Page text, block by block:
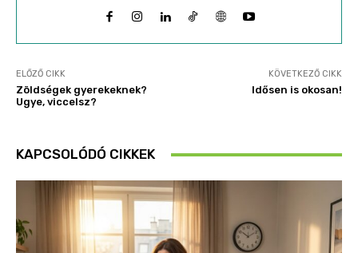
ELŐZŐ CIKK
Zöldségek gyerekeknek?
Ugye, viccelsz?
KÖVETKEZŐ CIKK
Idősen is okosan!
KAPCSOLÓDÓ CIKKEK